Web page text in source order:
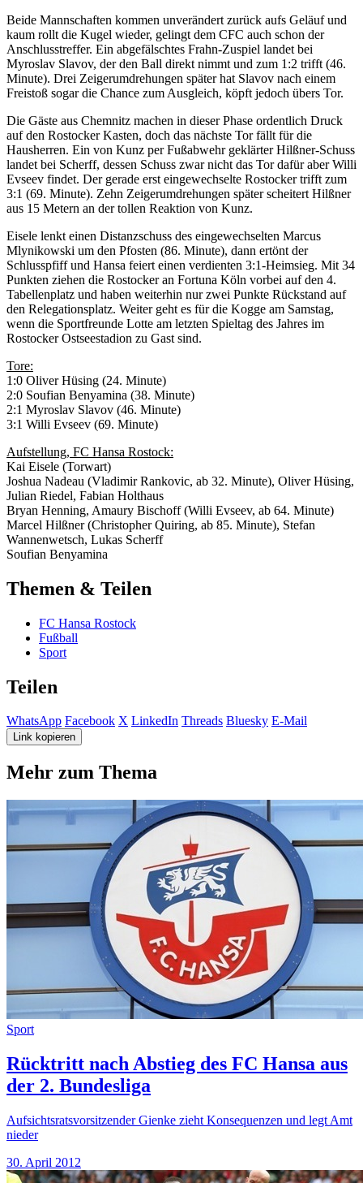
Beide Mannschaften kommen unverändert zurück aufs Geläuf und
kaum rollt die Kugel wieder, gelingt dem CFC auch schon der
Anschlusstreffer. Ein abgefälschtes Frahn-Zuspiel landet bei
Myroslav Slavov, der den Ball direkt nimmt und zum 1:2 trifft (46.
Minute). Drei Zeigerumdrehungen später hat Slavov nach einem
Freistoß sogar die Chance zum Ausgleich, köpft jedoch übers Tor.
Die Gäste aus Chemnitz machen in dieser Phase ordentlich Druck
auf den Rostocker Kasten, doch das nächste Tor fällt für die
Hausherren. Ein von Kunz per Fußabwehr geklärter Hilßner-Schuss
landet bei Scherff, dessen Schuss zwar nicht das Tor dafür aber Willi
Evseev findet. Der gerade erst eingewechselte Rostocker trifft zum
3:1 (69. Minute). Zehn Zeigerumdrehungen später scheitert Hilßner
aus 15 Metern an der tollen Reaktion von Kunz.
Eisele lenkt einen Distanzschuss des eingewechselten Marcus
Mlynikowski um den Pfosten (86. Minute), dann ertönt der
Schlusspfiff und Hansa feiert einen verdienten 3:1-Heimsieg. Mit 34
Punkten ziehen die Rostocker an Fortuna Köln vorbei auf den 4.
Tabellenplatz und haben weiterhin nur zwei Punkte Rückstand auf
den Relegationsplatz. Weiter geht es für die Kogge am Samstag,
wenn die Sportfreunde Lotte am letzten Spieltag des Jahres im
Rostocker Ostseestadion zu Gast sind.
Tore:
1:0 Oliver Hüsing (24. Minute)
2:0 Soufian Benyamina (38. Minute)
2:1 Myroslav Slavov (46. Minute)
3:1 Willi Evseev (69. Minute)
Aufstellung, FC Hansa Rostock:
Kai Eisele (Torwart)
Joshua Nadeau (Vladimir Rankovic, ab 32. Minute), Oliver Hüsing,
Julian Riedel, Fabian Holthaus
Bryan Henning, Amaury Bischoff (Willi Evseev, ab 64. Minute)
Marcel Hilßner (Christopher Quiring, ab 85. Minute), Stefan
Wannenwetsch, Lukas Scherff
Soufian Benyamina
Themen & Teilen
FC Hansa Rostock
Fußball
Sport
Teilen
WhatsApp Facebook X LinkedIn Threads Bluesky E-Mail
Link kopieren
Mehr zum Thema
Sport
Rücktritt nach Abstieg des FC Hansa aus
der 2. Bundesliga
Aufsichtsratsvorsitzender Gienke zieht Konsequenzen und legt Amt
nieder
30. April 2012